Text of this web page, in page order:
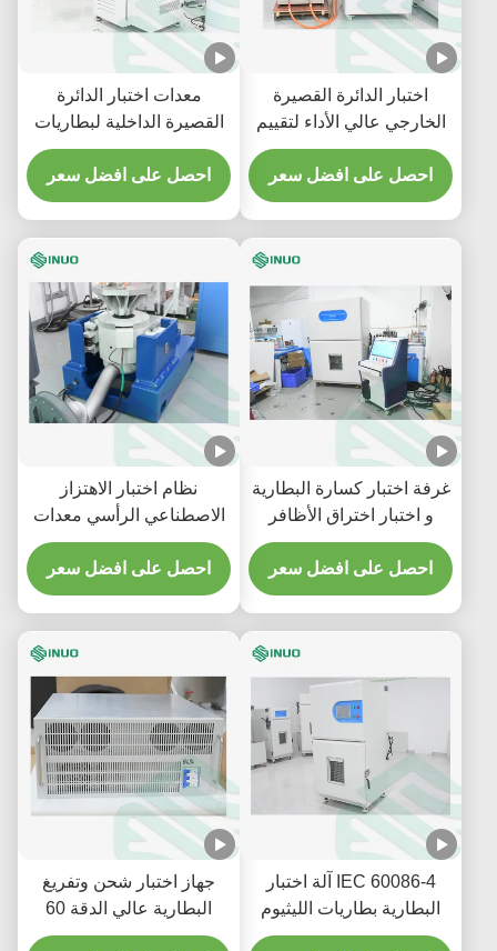
اختبار الدائرة القصيرة
الخارجي عالي الأداء لتقييم
بطارية ليثيوم أيون
احصل على افضل سعر
معدات اختبار الدائرة
القصيرة الداخلية لبطاريات
الليثيوم أيون IEC 62133-2
احصل على افضل سعر
غرفة اختبار كسارة البطارية
و اختبار اختراق الأظافر
معدات اختبار سلامة
البطارية 300kN
احصل على افضل سعر
نظام اختبار الاهتزاز
الاصطناعي الرأسي معدات
اختبار بطارية الكهرباء
احصل على افضل سعر
IEC 60086-4 آلة اختبار
البطارية بطاريات الليثيوم
معدات اختبار انفجار الحريق
جهاز اختبار شحن وتفريغ
البطارية عالي الدقة 60
فولت 120 أمبير بقنوات